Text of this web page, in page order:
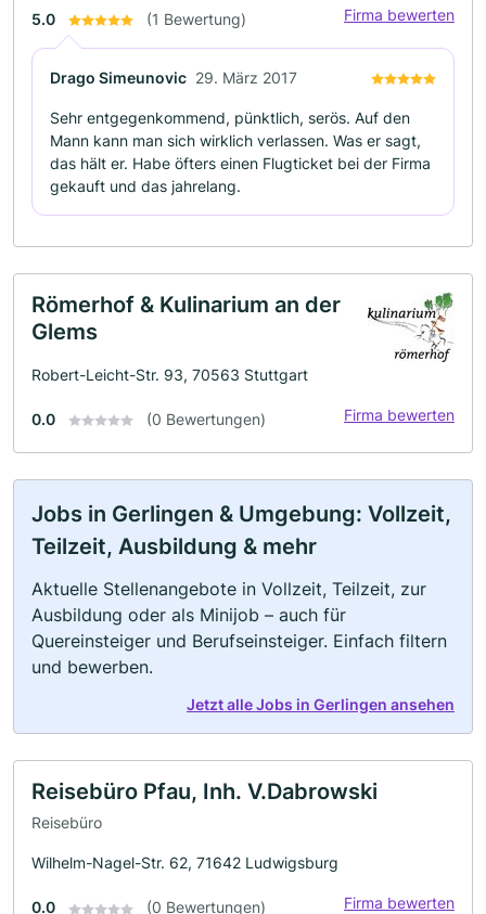
5.0 (1 Bewertung) Firma bewerten
Drago Simeunovic 29. März 2017
Sehr entgegenkommend, pünktlich, serös. Auf den
Mann kann man sich wirklich verlassen. Was er sagt,
das hält er. Habe öfters einen Flugticket bei der Firma
gekauft und das jahrelang.
Römerhof & Kulinarium an der
Glems
Robert-Leicht-Str. 93, 70563 Stuttgart
0.0 (0 Bewertungen) Firma bewerten
Jobs in Gerlingen & Umgebung: Vollzeit,
Teilzeit, Ausbildung & mehr
Aktuelle Stellenangebote in Vollzeit, Teilzeit, zur
Ausbildung oder als Minijob – auch für
Quereinsteiger und Berufseinsteiger. Einfach filtern
und bewerben.
Jetzt alle Jobs in Gerlingen ansehen
Reisebüro Pfau, Inh. V.Dabrowski
Reisebüro
Wilhelm-Nagel-Str. 62, 71642 Ludwigsburg
0.0 (0 Bewertungen) Firma bewerten